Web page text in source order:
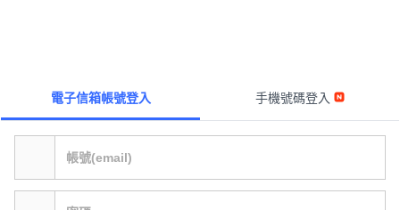
電子信箱帳號登入 手機號碼登入